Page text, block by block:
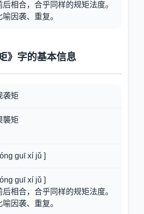
后相合，合乎同样的规矩法度。
喻因袭、重复。
》字的基本信息
袭矩
襲矩
guī xí jǔ ]
guī xí jǔ ]
后相合，合乎同样的规矩法度。
喻因袭、重复。